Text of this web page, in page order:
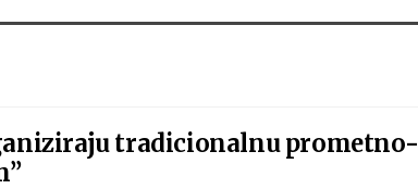
tradicionalnu prometno-